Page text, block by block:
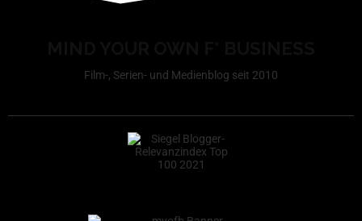
Film-, Serien- und Medienblog seit 2010